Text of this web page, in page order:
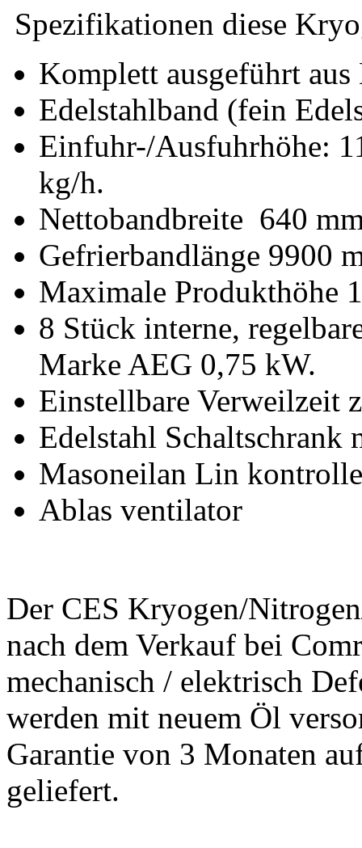
Spezifikationen diese
Komplett ausgeführt
Edelstahlband (fein
Einfuhr-/Ausfuhrhöhe:
kg/h.
Nettobandbreite 640
Gefrierbandlänge 9900
Maximale Produkthöhe
8 Stück interne,
Marke AEG 0,75 kW.
Einstellbare Verweilzeit
Edelstahl Schaltschrank
Masoneilan Lin
Ablas ventilator
Der CES Kryogen/
nach dem Verkauf bei
mechanisch / elektrisch
werden mit neuem Öl
Garantie von 3 Monaten
geliefert.